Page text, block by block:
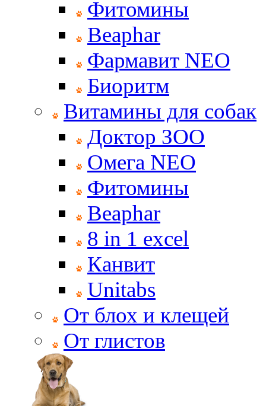
Фитомины
Beaphar
Фармавит NEO
Биоритм
Витамины для собак
Доктор ЗОО
Омега NEO
Фитомины
Beaphar
8 in 1 excel
Канвит
Unitabs
От блох и клещей
От глистов